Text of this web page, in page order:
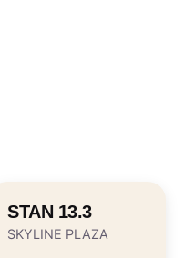
STAN 13.3
SKYLINE PLAZA